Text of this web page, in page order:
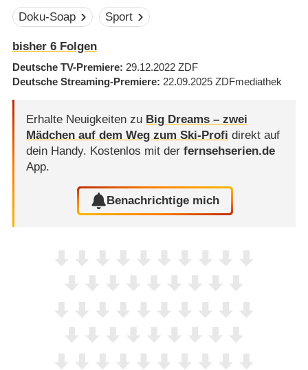
Doku-Soap Sport
bisher 6Folgen
Deutsche TV-Premiere 29.12.2022 ZDF
Deutsche Streaming-Premiere 22.09.2025 ZDFmediathek
Erhalte Neuigkeiten zu Big Dreams – zwei
Mädchen auf dem Weg zum Ski-Profi direkt auf
dein Handy. Kostenlos mit der fernsehserien.de
App.
Benachrichtige mich